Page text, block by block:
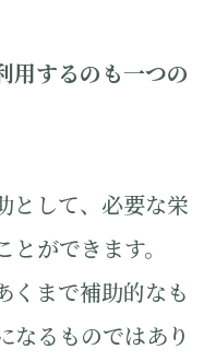
用するのも一つの
として、必要な栄
ができます。
くまで補助的なも
なるものではあり